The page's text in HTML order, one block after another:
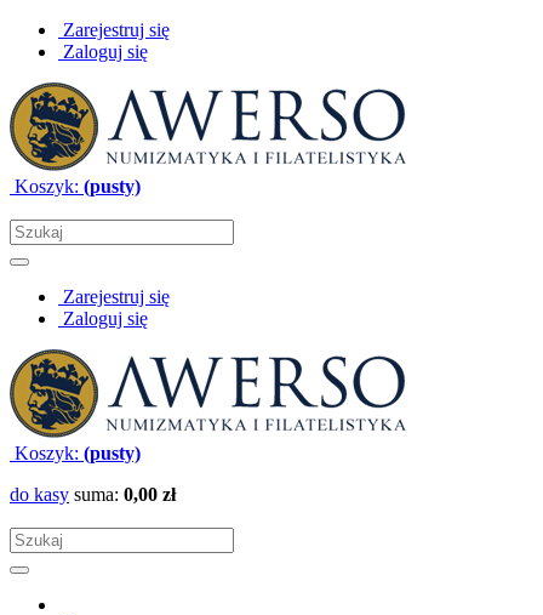
Zarejestruj się
Zaloguj się
Koszyk: (pusty)
Zarejestruj się
Zaloguj się
Koszyk: (pusty)
do kasy suma: 0,00 zł